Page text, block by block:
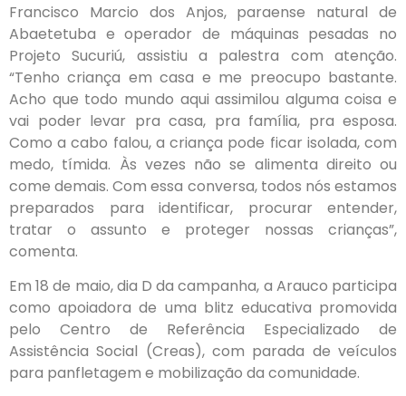
Francisco Marcio dos Anjos, paraense natural de
Abaetetuba e operador de máquinas pesadas no
Projeto Sucuriú, assistiu a palestra com atenção.
“Tenho criança em casa e me preocupo bastante.
Acho que todo mundo aqui assimilou alguma coisa e
vai poder levar pra casa, pra família, pra esposa.
Como a cabo falou, a criança pode ficar isolada, com
medo, tímida. Às vezes não se alimenta direito ou
come demais. Com essa conversa, todos nós estamos
preparados para identificar, procurar entender,
tratar o assunto e proteger nossas crianças”,
comenta.
Em 18 de maio, dia D da campanha, a Arauco participa
como apoiadora de uma blitz educativa promovida
pelo Centro de Referência Especializado de
Assistência Social (Creas), com parada de veículos
para panfletagem e mobilização da comunidade.